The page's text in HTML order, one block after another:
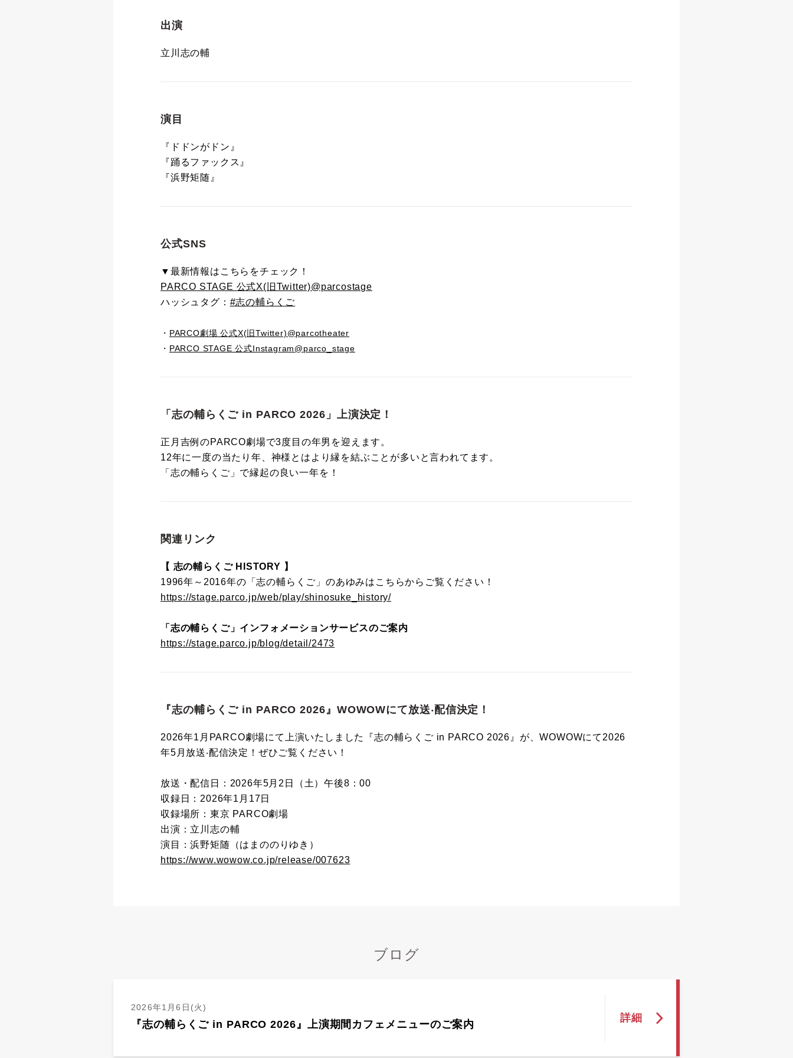
出演
立川志の輔
演目
『ドドンがドン』
『踊るファックス』
『浜野矩随』
公式SNS
▼最新情報はこちらをチェック！
PARCO STAGE 公式X(旧Twitter)@parcostage
ハッシュタグ： #志の輔らくご
・ PARCO劇場 公式X(旧Twitter)@parcotheater
・ PARCO STAGE 公式Instagram@parco_stage
「志の輔らくご in PARCO 2026」上演決定！
正月吉例のPARCO劇場で3度目の年男を迎えます。
12年に一度の当たり年、神様とはより縁を結ぶことが多いと言われてます。
「志の輔らくご」で縁起の良い一年を！
関連リンク
【 志の輔らくご HISTORY 】
1996年～2016年の「志の輔らくご」のあゆみはこちらからご覧ください！
https://stage.parco.jp/web/play/shinosuke_history/
「志の輔らくご」インフォメーションサービスのご案内
https://stage.parco.jp/blog/detail/2473
『志の輔らくご in PARCO 2026』WOWOWにて放送‧配信決定！
2026年1月PARCO劇場にて上演いたしました『志の輔らくご in PARCO 2026』が、WOWOWにて2026
年5⽉放送‧配信決定！ぜひご覧ください！
放送・配信日：2026年5月2日（土）午後8：00
収録日：2026年1月17日
収録場所：東京 PARCO劇場
出演：立川志の輔
演目：浜野矩随（はまののりゆき）
https://www.wowow.co.jp/release/007623
ブログ
2026年1月6日(火)
『志の輔らくご in PARCO 2026』上演期間カフェメニューのご案内